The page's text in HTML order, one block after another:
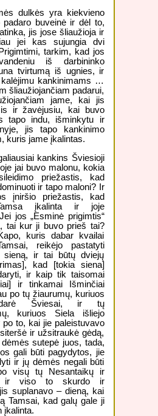
dulkės yra kiekvieno
padaro buveinė ir dėl to,
jis jose šliaužioja ir
jei kas sujungia dvi
tarkim, kad jos
iš darbininko
tvirtumą iš ugnies, ir
kankinimams …
šliaužiojančiam padarui,
jame, kai jis
ir žavėjusiu, kai buvo
tapo indu, išminkytu ir
jis tapo kankinimo
kuris jame įkalintas.
kankins Šviesioji
jai buvo malonu, kokia
priežastis, kad
ir tapo maloni? Ir
įniršio priežastis, kad
įkalinta ir joje
jos „Esminė prigimtis“
tai kur ji buvo prieš tai?
kuris dabar kvailai
reikėjo pastatyti
sieną, ir tai būtų dviejų
kad [tokia siena]
ir kaip tik taisomai
ir tinkamai Išminčiai
po tų žiaurumų, kuriuos
Šviesai, ir tų
kuriuos Siela išliejo
po to, kai jie paleistuvavo
ir užsitraukė gėdą,
sutepė juos, tada,
gali būti pagydytos, jie
ir jų dėmės negali būti
visų tų Nesantaikų ir
ir viso to skurdo ir
suplanavo – dieną, kai
Tamsai, kad galų gale ji
įkalinta.